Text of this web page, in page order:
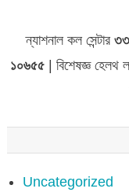
ন্যাশনাল কল সেন্টার
১০৬৫৫ | বিশেষজ্ঞ হেলথ
Uncategorized